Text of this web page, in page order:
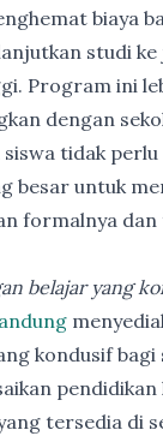
biaya
studi
Program ini
dengan
siswa tidak
besar untuk
formalnya dan
belajar yang
kondusif bagi
tersedia di